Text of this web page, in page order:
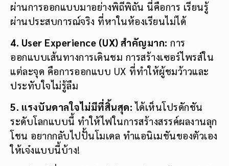
ผ่านการออกแบบมาอย่างพิถีพิถัน นี่คือการ เรียนรู้
ผ่านประสบการณ์จริง ที่หาในห้องเรียนไม่ได้
4. User Experience (UX) สำคัญมาก: การ
ออกแบบเส้นทางการเดินชม การสร้างเซอร์ไพรส์ใน
แต่ละจุด คือการออกแบบ UX ที่ทำให้ผู้ชมว้าวและ
ประทับใจไม่รู้ลืม
5. แรงบันดาลใจไม่มีที่สิ้นสุด:ได้เห็นโปรดักชัน
ระดับโลกแบบนี้ ทำให้ไฟในการสร้างสรรค์ผลงานลุก
โชน อยากกลับไปปั้นโมเดล ทำแอนิเมชันของตัวเอง
ให้เจ๋งแบบนี้บ้าง!